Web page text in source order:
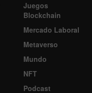
Juegos
Blockchain
Mercado Laboral
Metaverso
Mundo
NFT
Podcast